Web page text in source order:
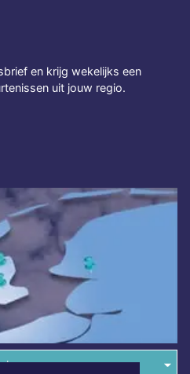
en krijg wekelijks een
uit jouw regio.